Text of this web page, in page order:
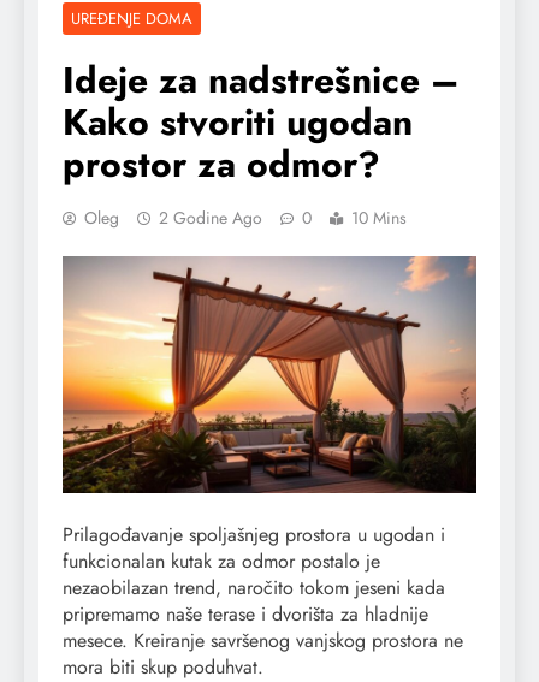
UREĐENJE DOMA
Ideje za nadstrešnice –
Kako stvoriti ugodan
prostor za odmor?
Oleg 2 Godine Ago 0 10 Mins
Prilagođavanje spoljašnjeg prostora u ugodan i
funkcionalan kutak za odmor postalo je
nezaobilazan trend, naročito tokom jeseni kada
pripremamo naše terase i dvorišta za hladnije
mesece. Kreiranje savršenog vanjskog prostora ne
mora biti skup poduhvat.